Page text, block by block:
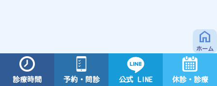
home
ホーム
診療時間 予約・問診 公式 LINE 休診・診療